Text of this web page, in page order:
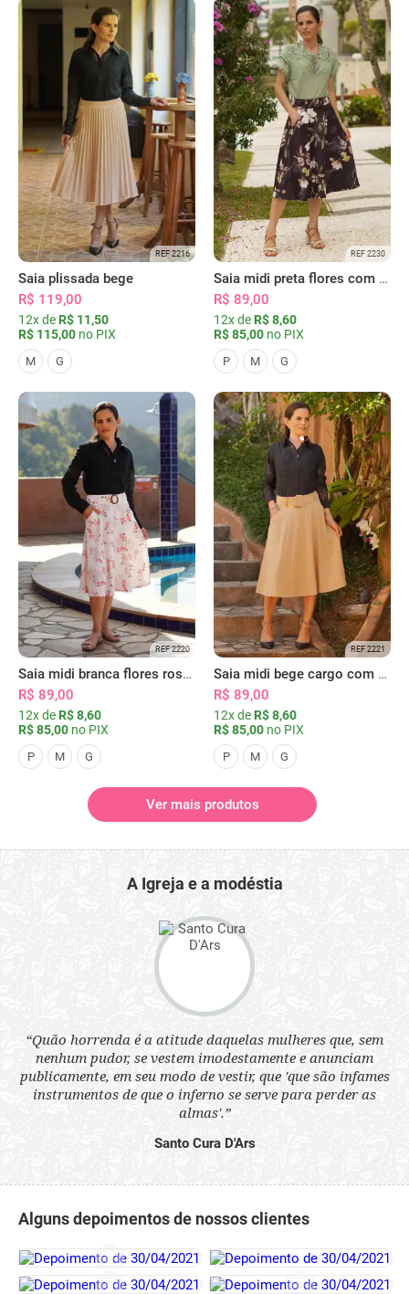
REF 2216
Saia plissada bege
R$ 119,00
12x de R$ 11,50
R$ 115,00 no PIX
M G
REF 2230
Saia midi preta flores com bolsos
R$ 89,00
12x de R$ 8,60
R$ 85,00 no PIX
P M G
REF 2220
Saia midi branca flores rosas com bolsos
R$ 89,00
12x de R$ 8,60
R$ 85,00 no PIX
P M G
REF 2221
Saia midi bege cargo com bolsos
R$ 89,00
12x de R$ 8,60
R$ 85,00 no PIX
P M G
Ver mais produtos
A Igreja e a modéstia
“Quão horrenda é a atitude daquelas mulheres que, sem
nenhum pudor, se vestem imodestamente e anunciam
publicamente, em seu modo de vestir, que 'que são infames
instrumentos de que o inferno se serve para perder as
almas'.”
Santo Cura D'Ars
Alguns depoimentos de nossos clientes